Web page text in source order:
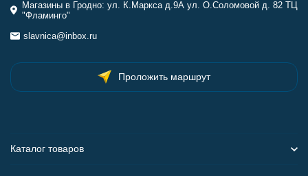
Магазины в Гродно: ул. К.Маркса д.9А ул. О.Соломовой д. 82 ТЦ
"Фламинго"
slavnica@inbox.ru
Проложить маршрут
Каталог товаров